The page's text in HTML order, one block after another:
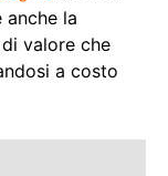
anche la
valore che
a costo